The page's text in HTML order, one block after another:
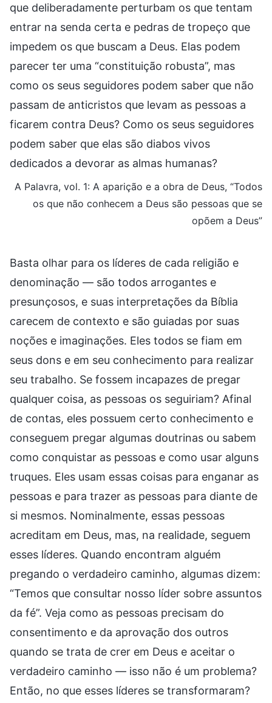
que deliberadamente perturbam os que tentam
entrar na senda certa e pedras de tropeço que
impedem os que buscam a Deus. Elas podem
parecer ter uma “constituição robusta”, mas
como os seus seguidores podem saber que não
passam de anticristos que levam as pessoas a
ficarem contra Deus? Como os seus seguidores
podem saber que elas são diabos vivos
dedicados a devorar as almas humanas?
A Palavra, vol. 1: A aparição e a obra de Deus, “Todos
os que não conhecem a Deus são pessoas que se
opõem a Deus”
Basta olhar para os líderes de cada religião e
denominação — são todos arrogantes e
presunçosos, e suas interpretações da Bíblia
carecem de contexto e são guiadas por suas
noções e imaginações. Eles todos se fiam em
seus dons e em seu conhecimento para realizar
seu trabalho. Se fossem incapazes de pregar
qualquer coisa, as pessoas os seguiriam? Afinal
de contas, eles possuem certo conhecimento e
conseguem pregar algumas doutrinas ou sabem
como conquistar as pessoas e como usar alguns
truques. Eles usam essas coisas para enganar as
pessoas e para trazer as pessoas para diante de
si mesmos. Nominalmente, essas pessoas
acreditam em Deus, mas, na realidade, seguem
esses líderes. Quando encontram alguém
pregando o verdadeiro caminho, algumas dizem:
“Temos que consultar nosso líder sobre assuntos
da fé”. Veja como as pessoas precisam do
consentimento e da aprovação dos outros
quando se trata de crer em Deus e aceitar o
verdadeiro caminho — isso não é um problema?
Então, no que esses líderes se transformaram?